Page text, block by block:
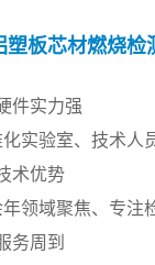
塑板芯材燃烧检
件实力强
实验室、技术人
术优势
年领域聚焦、专注
务周到